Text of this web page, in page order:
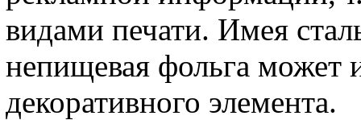
видами печати. Имея
непищевая фольга может
декоративного элемента.